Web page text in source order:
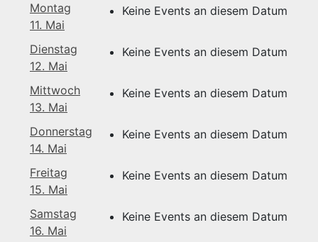
Montag
11. Mai
Keine Events an diesem Datum
Dienstag
12. Mai
Keine Events an diesem Datum
Mittwoch
13. Mai
Keine Events an diesem Datum
Donnerstag
14. Mai
Keine Events an diesem Datum
Freitag
15. Mai
Keine Events an diesem Datum
Samstag
16. Mai
Keine Events an diesem Datum